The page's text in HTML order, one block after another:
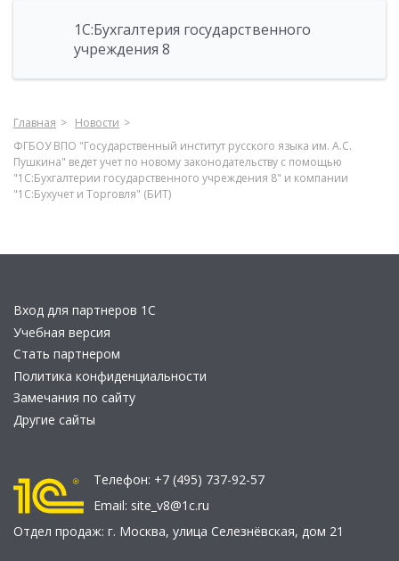
1С:Бухгалтерия государственного
учреждения 8
Главная
Новости
ФГБОУ ВПО "Государственный институт русского языка им. А.С.
Пушкина" ведет учет по новому законодательству с помощью
"1С:Бухгалтерии государственного учреждения 8" и компании
"1С:Бухучет и Торговля" (БИТ)
Вход для партнеров 1С
Учебная версия
Стать партнером
Политика конфиденциальности
Замечания по сайту
Другие сайты
Телефон: +7 (495) 737-92-57
Email: site_v8@1c.ru
Отдел продаж: г. Москва, улица Селезнёвская, дом 21